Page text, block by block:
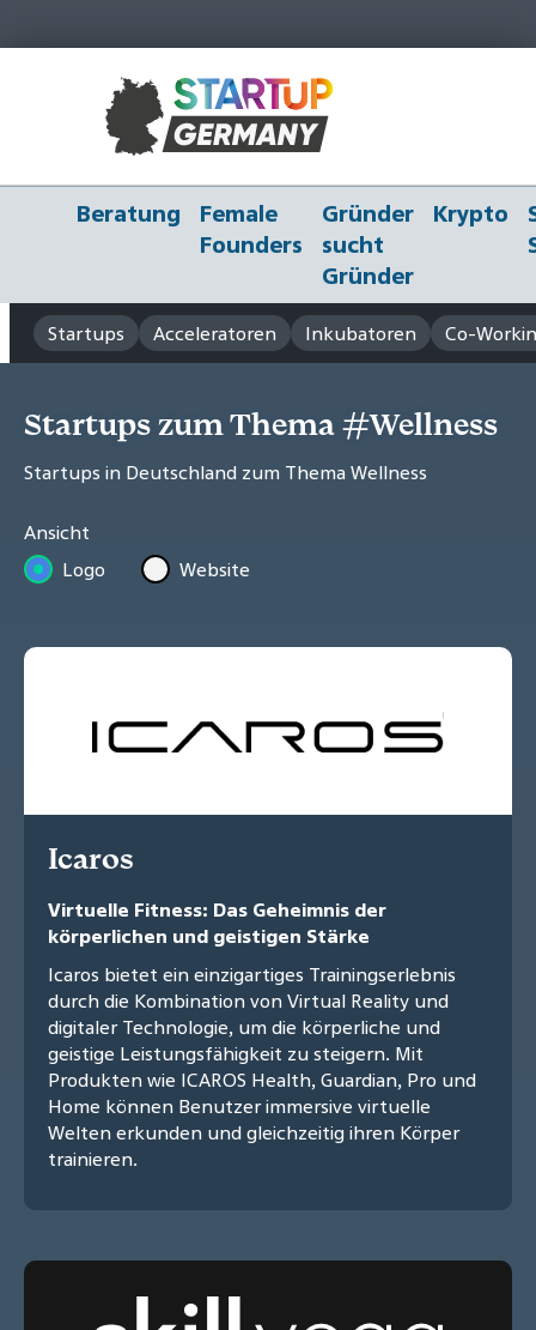
Beratung
Female
Founders
Gründer
sucht
Gründer
Krypto
Startups Acceleratoren Inkubatoren Co-
Startups zum Thema #Wellness
Startups in Deutschland zum Thema Wellness
Ansicht
Logo
Website
Icaros
Virtuelle Fitness: Das Geheimnis der
körperlichen und geistigen Stärke
Icaros bietet ein einzigartiges Trainingserlebnis
durch die Kombination von Virtual Reality und
digitaler Technologie, um die körperliche und
geistige Leistungsfähigkeit zu steigern. Mit
Produkten wie ICAROS Health, Guardian, Pro und
Home können Benutzer immersive virtuelle
Welten erkunden und gleichzeitig ihren Körper
trainieren.